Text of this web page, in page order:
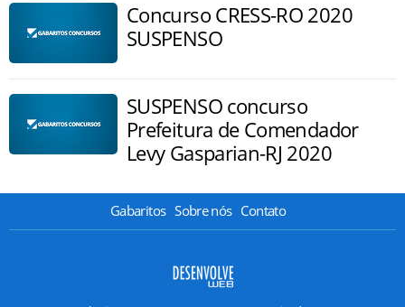
Concurso CRESS-RO 2020
SUSPENSO
SUSPENSO concurso
Prefeitura de Comendador
Levy Gasparian-RJ 2020
Gabaritos Sobre nós Contato